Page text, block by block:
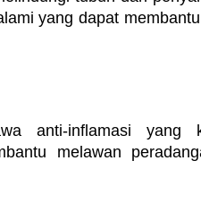
yang dapat
anti-inflamasi yang
melawan